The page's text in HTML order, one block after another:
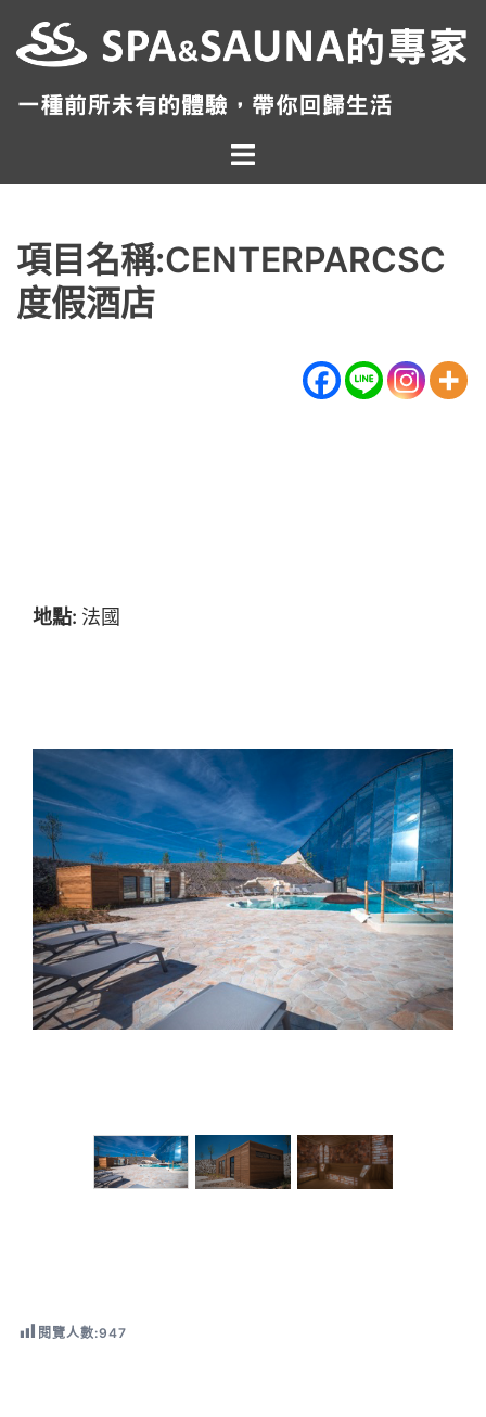
至
Toggle
menu
項目名稱:CENTERPARCSC
度假酒店
地點: 法國
閱覽人數:947